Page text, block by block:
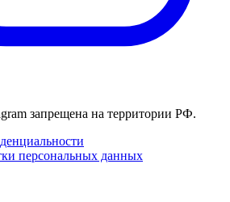
запрещена на территории РФ.
персональных данных